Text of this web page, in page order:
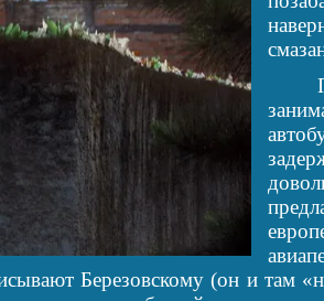
Березовскому (он и там